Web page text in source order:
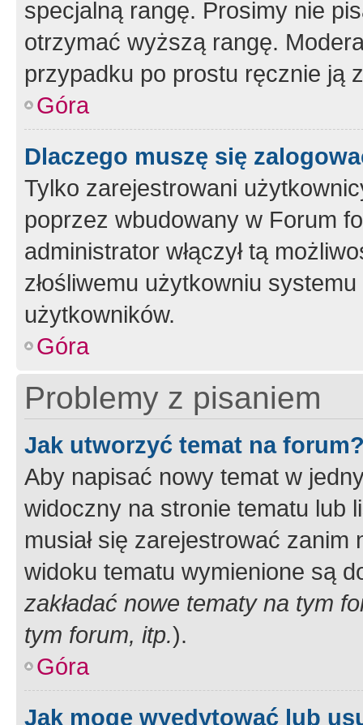
specjalną rangę. Prosimy nie
otrzymać wyższą rangę.
przypadku po prostu ręcznie ją
Góra
Dlaczego muszę się
Tylko zarejestrowani
poprzez wbudowany w Forum
administrator włączył tą
złośliwemu użytkowniu
użytkowników.
Góra
Problemy z pisaniem
Jak utworzyć temat na
Aby napisać nowy temat w
widoczny na stronie tematu lub
musiał się zarejestrować
widoku tematu wymienione są
zakładać nowe tematy na tym
tym forum, itp.).
Góra
Jak mogę wyedytować lub